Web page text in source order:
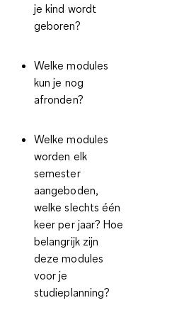
je kind wordt
geboren?
Welke modules
kun je nog
afronden?
Welke modules
worden elk
semester
aangeboden,
welke slechts één
keer per jaar? Hoe
belangrijk zijn
deze modules
voor je
studieplanning?